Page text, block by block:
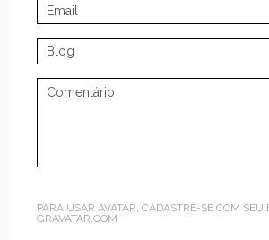
PARA USAR AVATAR, CADASTRE-SE COM SEU
GRAVATAR.COM